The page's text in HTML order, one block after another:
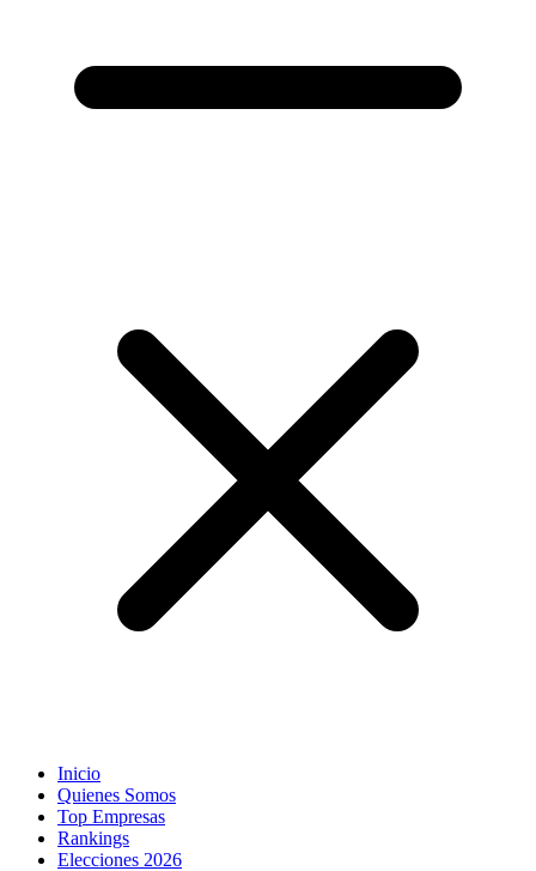
Inicio
Quienes Somos
Top Empresas
Rankings
Elecciones 2026